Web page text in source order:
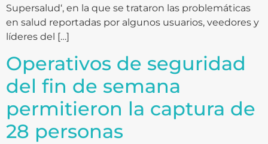
Supersalud‘, en la que se trataron las problemáticas
en salud reportadas por algunos usuarios, veedores y
líderes del […]
Operativos de seguridad
del fin de semana
permitieron la captura de
28 personas